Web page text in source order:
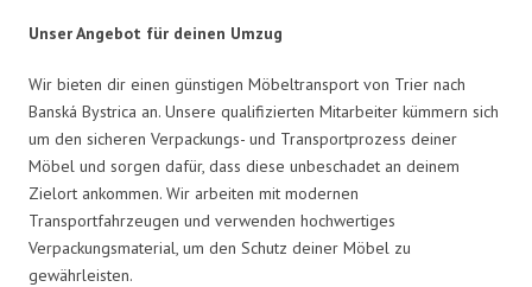
Unser Angebot für deinen Umzug
Wir bieten dir einen günstigen Möbeltransport von Trier nach
Banská Bystrica an. Unsere qualifizierten Mitarbeiter kümmern sich
um den sicheren Verpackungs- und Transportprozess deiner
Möbel und sorgen dafür, dass diese unbeschadet an deinem
Zielort ankommen. Wir arbeiten mit modernen
Transportfahrzeugen und verwenden hochwertiges
Verpackungsmaterial, um den Schutz deiner Möbel zu
gewährleisten.